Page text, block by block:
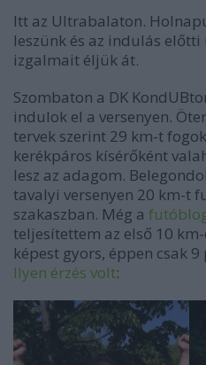
Itt az Ultrabalaton.
leszünk és az indulás
izgalmait éljük át.
Szombaton a DK
indulok el a versenyen.
tervek szerint 29 km-t
kerékpáros kísérőként
lesz az adagom.
tavalyi versenyen 20 km-t
szakaszban. Még a
teljesítettem az első 10
képest gyors, éppen csak
Ilyen érzés volt: